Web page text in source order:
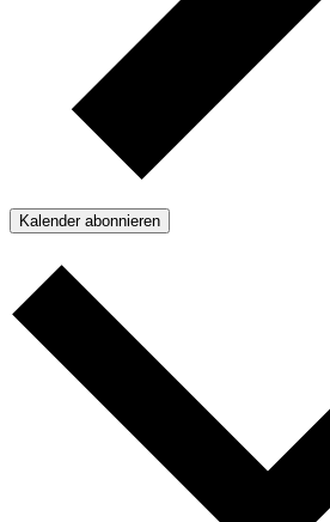
Kalender abonnieren